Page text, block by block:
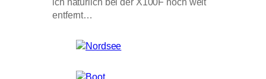
entfernt…